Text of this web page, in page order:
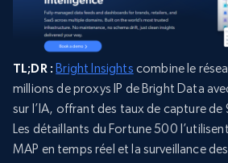
TL;DR : Bright Insights combine le
millions de proxys IP de Bright Data
sur l’IA, offrant des taux de capture de
Les détaillants du Fortune 500
MAP en temps réel et la surveillance